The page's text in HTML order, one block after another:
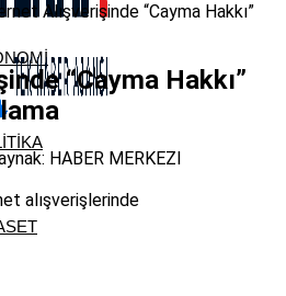
Alışverişinde “Cayma Hakkı”
“Cayma Hakkı”
HABER MERKEZI